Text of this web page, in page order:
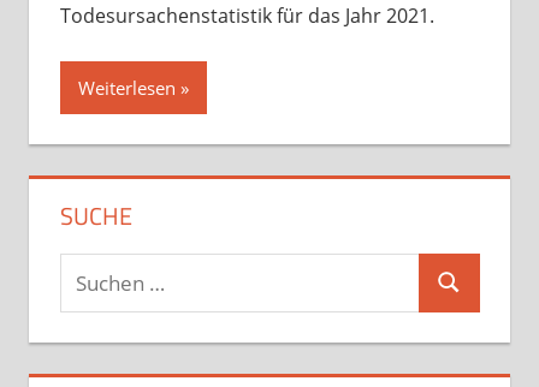
Todesursachenstatistik für das Jahr 2021.
Weiterlesen
SUCHE
Suchen
nach:
Suchen